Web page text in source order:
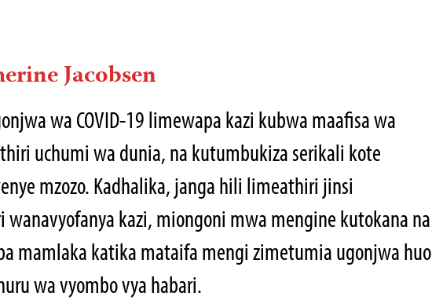
Jacobsen
wa COVID-19 limewapa kazi kubwa maafisa wa
uchumi wa dunia, na kutumbukiza serikali kote
mzozo. Kadhalika, janga hili limeathiri jinsi
wanavyofanya kazi, miongoni mwa mengine kutokana na
mamlaka katika mataifa mengi zimetumia ugonjwa huo
wa vyombo vya habari.